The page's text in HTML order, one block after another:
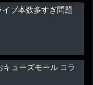
ブ本数多すぎ問題
キューズモール コラ